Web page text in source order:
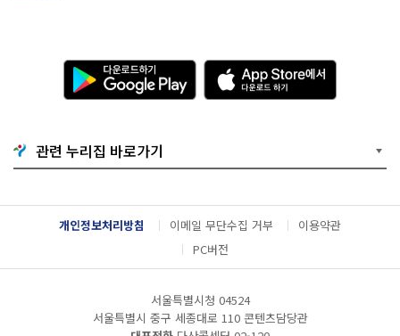
다
운
로
기
G
o
g
l
e
l
A
p
p
e
서
다
운
드
관련 누리집 바로가기
개인정보처리방침 이메일 무단수집 거부
이용약관
PC버전
서울특별시청 04524
서울특별시 중구 세종대로 110 콘텐츠담당관